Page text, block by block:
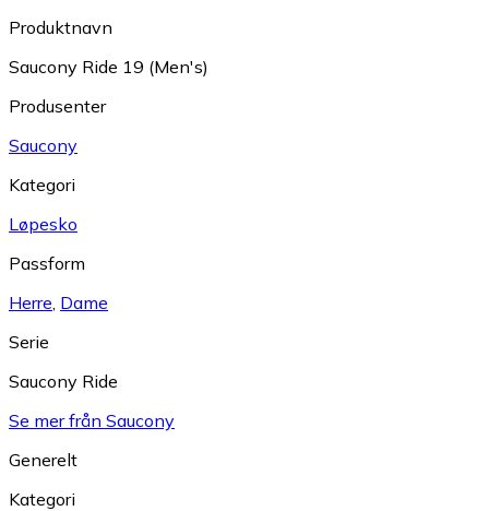
Produktnavn
Saucony Ride 19 (Men's)
Produsenter
Saucony
Kategori
Løpesko
Passform
Herre Dame
Serie
Saucony Ride
Se mer från Saucony
Generelt
Kategori